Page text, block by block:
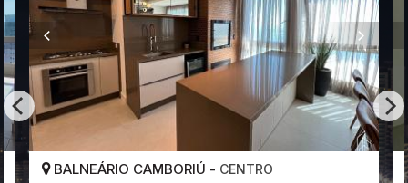
BALNEÁRIO CAMBORIÚ - CENTRO